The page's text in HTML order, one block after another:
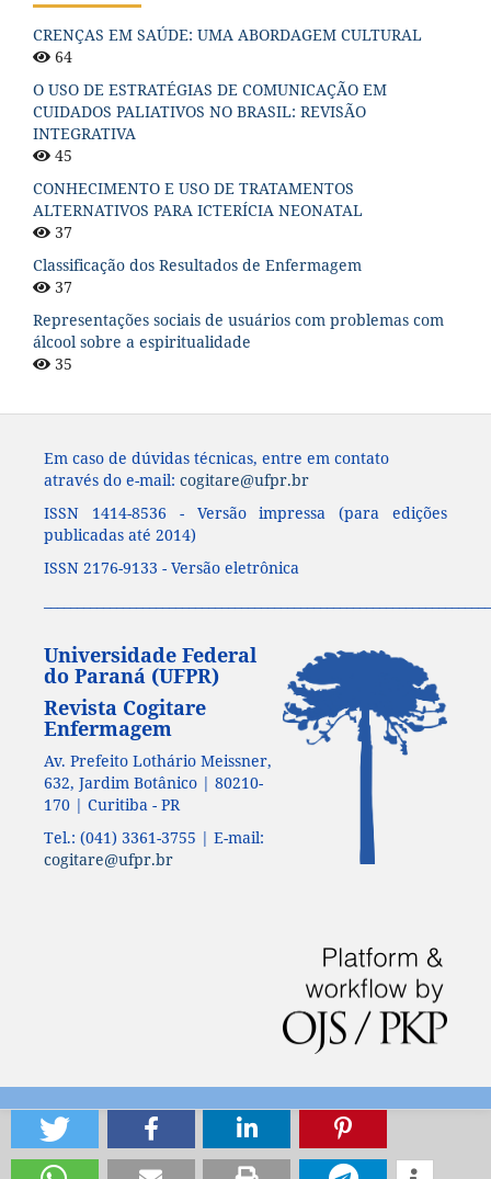
CRENÇAS EM SAÚDE: UMA ABORDAGEM CULTURAL
64
O USO DE ESTRATÉGIAS DE COMUNICAÇÃO EM
CUIDADOS PALIATIVOS NO BRASIL: REVISÃO
INTEGRATIVA
45
CONHECIMENTO E USO DE TRATAMENTOS
ALTERNATIVOS PARA ICTERÍCIA NEONATAL
37
Classificação dos Resultados de Enfermagem
37
Representações sociais de usuários com problemas com
álcool sobre a espiritualidade
35
Em caso de dúvidas técnicas, entre em contato
através do e-mail: cogitare@ufpr.br
ISSN 1414-8536 - Versão impressa (para edições
publicadas até 2014)
ISSN 2176-9133 - Versão eletrônica
Universidade Federal
do Paraná (UFPR)
Revista Cogitare
Enfermagem
Av. Prefeito Lothário Meissner,
632, Jardim Botânico | 80210-
170 | Curitiba - PR
Tel.: (041) 3361-3755 | E-mail:
cogitare@ufpr.br